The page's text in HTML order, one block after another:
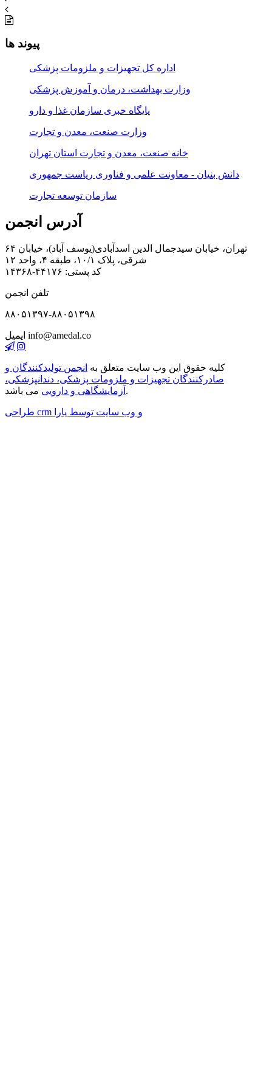
پیوند ها
اداره کل تجهیزات و ملزومات پزشکی
وزارت بهداشت، درمان و آموزش پزشکی
پایگاه خبری سازمان غذا و دارو
وزارت صنعت، معدن و تجارت
خانه صنعت، معدن و تجارت استان تهران
دانش بنیان - معاونت علمی و فناوری ریاست جمهوری
سازمان توسعه تجارت
آدرس انجمن
تهران، خیابان سیدجمال الدین اسدآبادی(یوسف آباد)، خیابان ۶۴
تلفن انجمن
۸۸۰۵۱۳۹۷-۸۸۰۵۱۳۹۸
info@amedal.co
کلیه حقوق این وب سایت متعلق به انجمن تولیدکنندگان و
صادرکنندگان تجهیزات و ملزومات پزشکی، دندانپزشکی،
آزمایشگاهی و دارویی می باشد.
طراحی crm و وب سایت توسط یارا